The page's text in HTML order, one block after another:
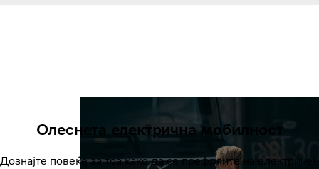
Олеснета електрична мобилност
Дознајте повеќе за тоа како да се префрлите на електричен